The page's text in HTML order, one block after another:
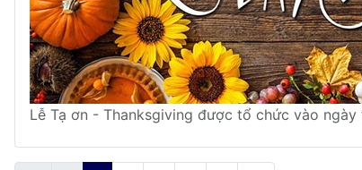
Lễ Tạ ơn - Thanksgiving được tổ chức vào